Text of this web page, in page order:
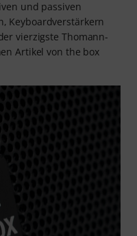
und passiven
Keyboardverstärkern
vierzigste Thomann-
Artikel von the box